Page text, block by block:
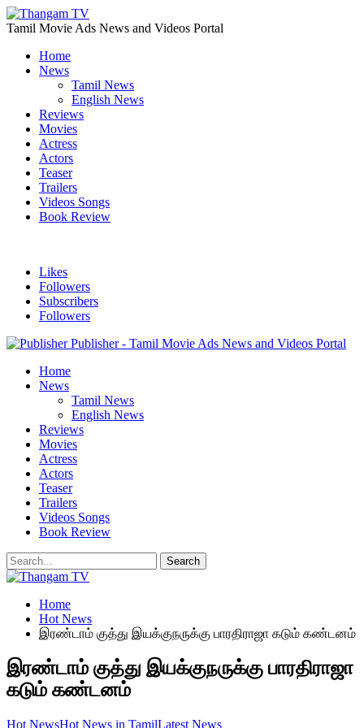
Tamil Movie Ads News and Videos Portal
Home
News
Tamil News
English News
Reviews
Movies
Actress
Actors
Teaser
Trailers
Videos Songs
Book Review
Likes
Followers
Subscribers
Followers
Publisher - Tamil Movie Ads News and Videos Portal
Home
News
Tamil News
English News
Reviews
Movies
Actress
Actors
Teaser
Trailers
Videos Songs
Book Review
Home
Hot News
இரண்டாம் குத்து இயக்குநருக்கு பாரதிராஜா கடும் கண்டனம்
இரண்டாம் குத்து இயக்குநருக்கு பாரதிராஜா
கடும் கண்டனம்
Hot NewsHot News in TamilLatest News